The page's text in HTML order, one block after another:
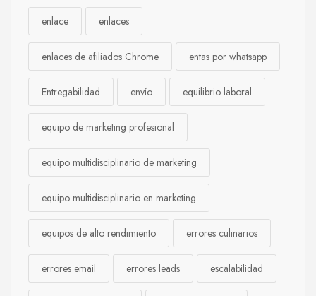
enlace enlaces
enlaces de afiliados Chrome entas por whatsapp
Entregabilidad envío equilibrio laboral
equipo de marketing profesional
equipo multidisciplinario de marketing
equipo multidisciplinario en marketing
equipos de alto rendimiento errores culinarios
errores email errores leads escalabilidad